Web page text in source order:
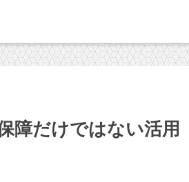
障だけではない活用